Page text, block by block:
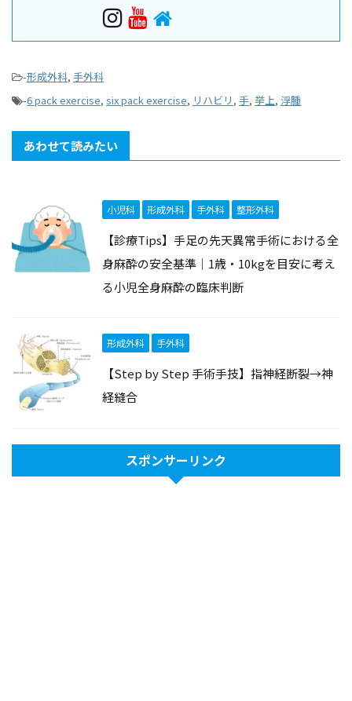
-形成外科, 手外科
-6 pack exercise, six pack exercise, リハビリ , 手, 挙上, 浮腫
あわせて読みたい
小児科 形成外科 手外科 整形外科
【診療Tips】手足の先天異常手術における全
身麻酔の安全基準｜1歳・10kgを目安に考え
る小児全身麻酔の臨床判断
形成外科 手外科
【Step by Step 手術手技】指神経断裂→神
経縫合
スポンサーリンク